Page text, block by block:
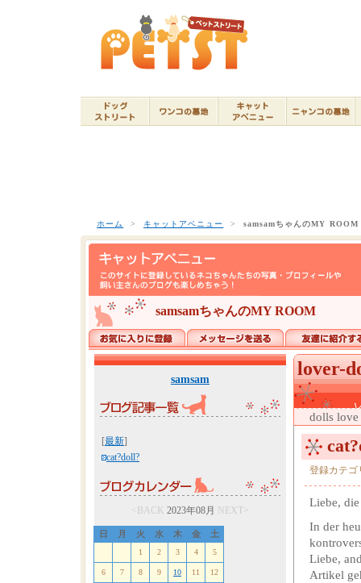
ホーム > キャットアベニュー > samsamちゃんのMY ROOM
samsamちゃんのMY ROOM
samsam
[最新]
cat?doll?
<BACK 2023年08月 NEXT>
日 月 火 水 木 金 土
1 2 3 4 5
6 7 8 9 10 11 12
lover-
dolls love
登録カテゴ
Liebe,
In der
Liebe,
Artikel